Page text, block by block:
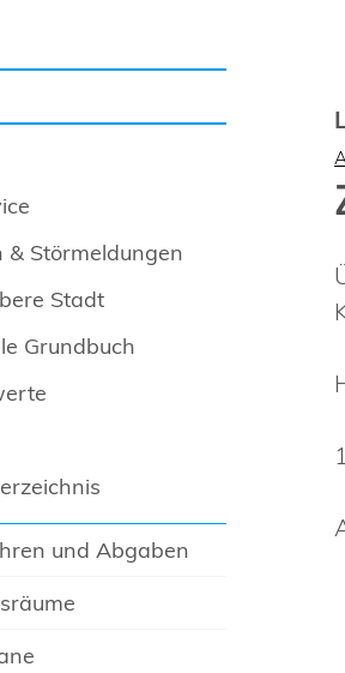
Störmeldungen
Stadt
Grundbuch
und Abgaben